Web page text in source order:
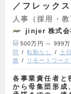
／フレック
人事（採用・教
jinjer 株式会
500万円 ～ 999万
問
転勤なし 土
務
リモートワーク
各事業責任者と
から母集団形成